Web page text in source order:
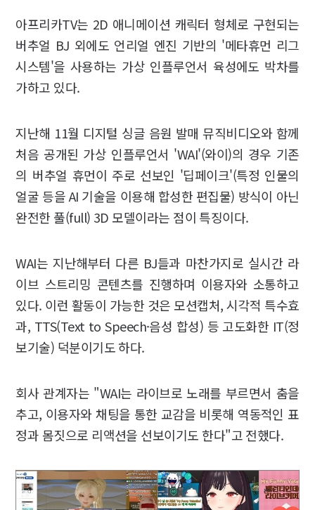
아프리카TV는 2D 애니메이션 캐릭터 형체로 구현되는
버추얼 BJ 외에도 언리얼 엔진 기반의 '메타휴먼 리그
시스템'을 사용하는 가상 인플루언서 육성에도 박차를
가하고 있다.
지난해 11월 디지털 싱글 음원 발매 뮤직비디오와 함께
처음 공개된 가상 인플루언서 'WAI'(와이)의 경우 기존
의 버추얼 휴먼이 주로 선보인 '딥페이크'(특정 인물의
얼굴 등을 AI 기술을 이용해 합성한 편집물) 방식이 아닌
완전한 풀(full) 3D 모델이라는 점이 특징이다.
WAI는 지난해부터 다른 BJ들과 마찬가지로 실시간 라
이브 스트리밍 콘텐츠를 진행하며 이용자와 소통하고
있다. 이런 활동이 가능한 것은 모션캡처, 시각적 특수효
과, TTS(Text to Speech·음성 합성) 등 고도화한 IT(정
보기술) 덕분이기도 하다.
회사 관계자는 "WAI는 라이브로 노래를 부르면서 춤을
추고, 이용자와 채팅을 통한 교감을 비롯해 역동적인 표
정과 몸짓으로 리액션을 선보이기도 한다"고 전했다.